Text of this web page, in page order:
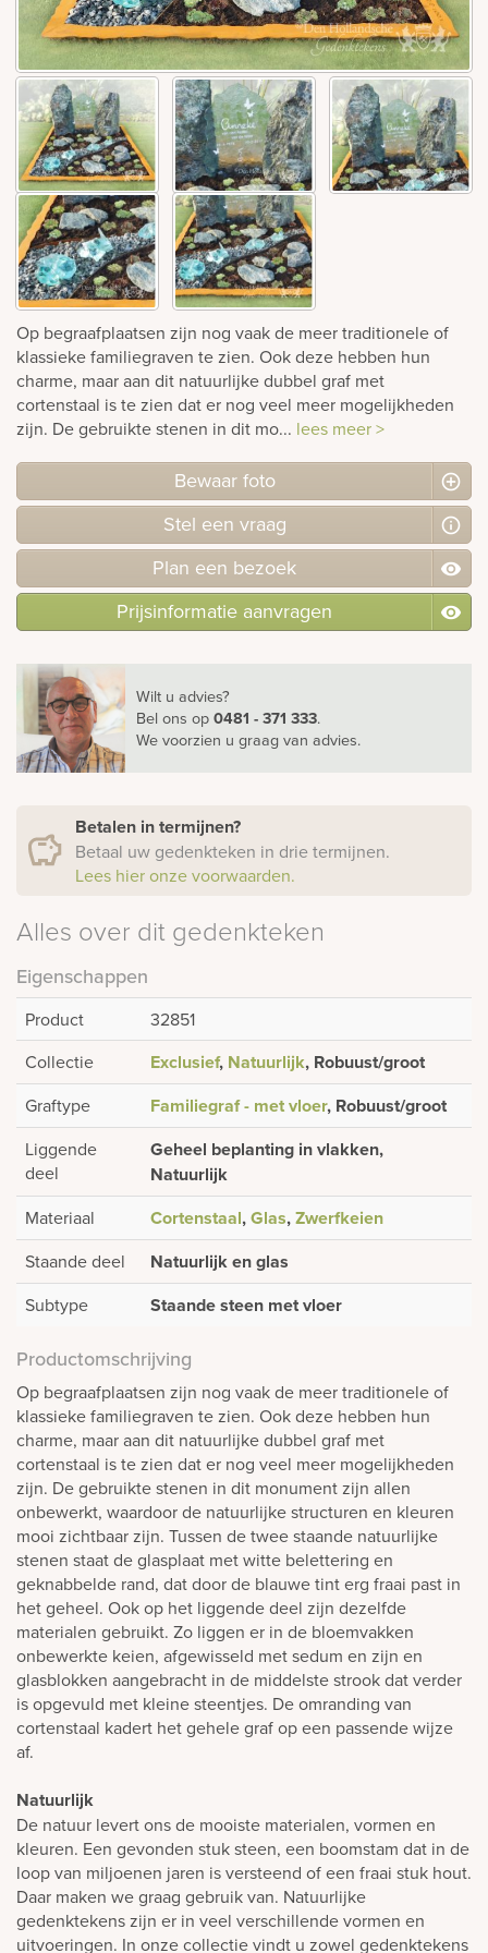
Op begraafplaatsen zijn nog vaak de meer traditionele of
klassieke familiegraven te zien. Ook deze hebben hun
charme, maar aan dit natuurlijke dubbel graf met
cortenstaal is te zien dat er nog veel meer mogelijkheden
zijn. De gebruikte stenen in dit mo... lees meer >
Bewaar foto
Stel een vraag
Plan een bezoek
Prijsinformatie aanvragen
Wilt u advies?
Bel ons op0481 - 371 333.
We voorzien u graag van advies.
Betalen in termijnen?
Betaal uw gedenkteken in drie termijnen.
Lees hier onze voorwaarden.
Alles over dit gedenkteken
Eigenschappen
Product
32851
Collectie
Exclusief, Natuurlijk, Robuust/groot
Graftype Familiegraf - met vloer, Robuust/groot
Liggende
deel
Geheel beplanting in vlakken,
Natuurlijk
Materiaal Cortenstaal,Glas,Zwerfkeien
Staande deel Natuurlijk en glas
Subtype Staande steen met vloer
Productomschrijving
Op begraafplaatsen zijn nog vaak de meer traditionele of
klassieke familiegraven te zien. Ook deze hebben hun
charme, maar aan dit natuurlijke dubbel graf met
cortenstaal is te zien dat er nog veel meer mogelijkheden
zijn. De gebruikte stenen in dit monument zijn allen
onbewerkt, waardoor de natuurlijke structuren en kleuren
mooi zichtbaar zijn. Tussen de twee staande natuurlijke
stenen staat de glasplaat met witte belettering en
geknabbelde rand, dat door de blauwe tint erg fraai past in
het geheel. Ook op het liggende deel zijn dezelfde
materialen gebruikt. Zo liggen er in de bloemvakken
onbewerkte keien, afgewisseld met sedum en zijn en
glasblokken aangebracht in de middelste strook dat verder
is opgevuld met kleine steentjes. De omranding van
cortenstaal kadert het gehele graf op een passende wijze
af.
Natuurlijk
De natuur levert ons de mooiste materialen, vormen en
kleuren. Een gevonden stuk steen, een boomstam dat in de
loop van miljoenen jaren is versteend of een fraai stuk hout.
Daar maken we graag gebruik van. Natuurlijke
gedenktekens zijn er in veel verschillende vormen en
uitvoeringen. In onze collectie vindt u zowel gedenktekens